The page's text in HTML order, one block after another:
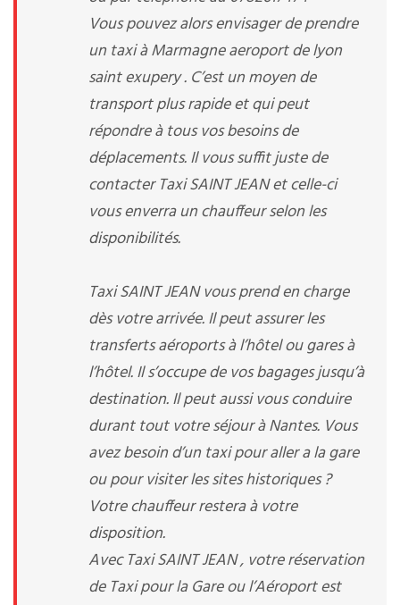
Vous pouvez alors envisager de prendre
un taxi à Marmagne aeroport de lyon
saint exupery . C’est un moyen de
transport plus rapide et qui peut
répondre à tous vos besoins de
déplacements. Il vous suffit juste de
contacter Taxi SAINT JEAN et celle-ci
vous enverra un chauffeur selon les
disponibilités.
Taxi SAINT JEAN vous prend en charge
dès votre arrivée. Il peut assurer les
transferts aéroports à l’hôtel ou gares à
l’hôtel. Il s’occupe de vos bagages jusqu’à
destination. Il peut aussi vous conduire
durant tout votre séjour à Nantes. Vous
avez besoin d’un taxi pour aller a la gare
ou pour visiter les sites historiques ?
Votre chauffeur restera à votre
disposition.
Avec Taxi SAINT JEAN , votre réservation
de Taxi pour la Gare ou l’Aéroport est